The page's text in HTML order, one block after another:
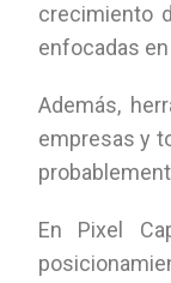
crecimiento
enfocadas
Además,
empresas y
En Pixel